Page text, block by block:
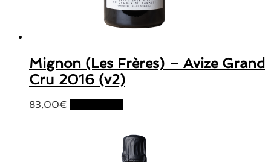
Mignon (Les Frères) – Avize Grand
Cru 2016 (v2)
83,00€